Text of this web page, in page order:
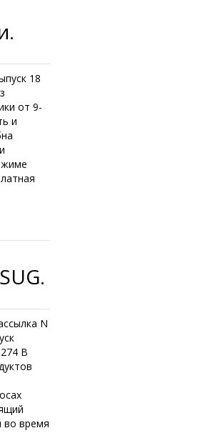
18
от 9-
и
N
В
во время